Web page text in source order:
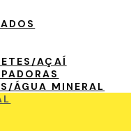
AÇAÍ
ÁGUA MINERAL